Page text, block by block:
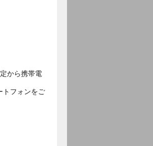
から携帯電
トフォンをご